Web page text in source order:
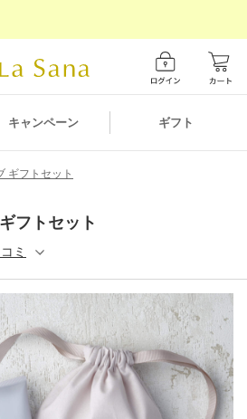
キャンペーン ギフト
ギフトセット
フトセット
ミ